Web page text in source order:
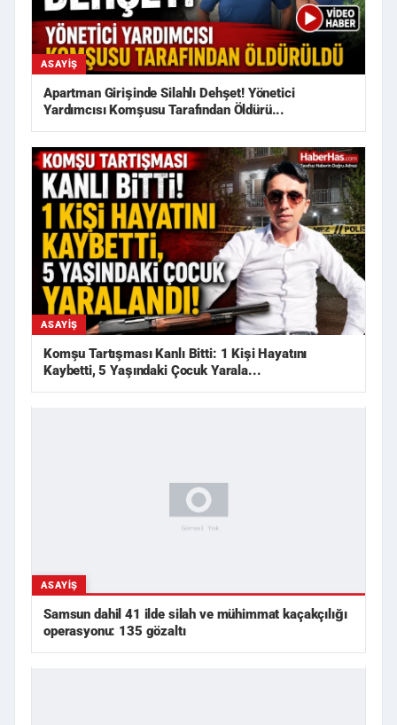
ASAYIŞ
Apartman Girişinde Silahlı Dehşet! Yönetici
Yardımcısı Komşusu Tarafından Öldürü...
ASAYIŞ
Komşu Tartışması Kanlı Bitti: 1 Kişi Hayatını
Kaybetti, 5 Yaşındaki Çocuk Yarala...
ASAYIŞ
Samsun dahil 41 ilde silah ve mühimmat kaçakçılığı
operasyonu: 135 gözaltı